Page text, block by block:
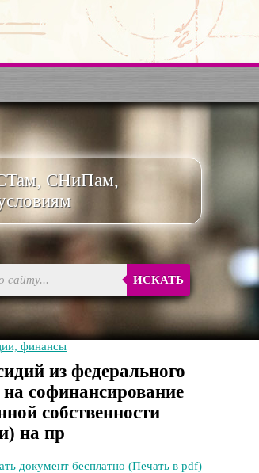
СНиПам,
ИСКАТЬ
финансы
из федерального
софинансирование
собственности
на пр
документ бесплатно (Печать в pdf)